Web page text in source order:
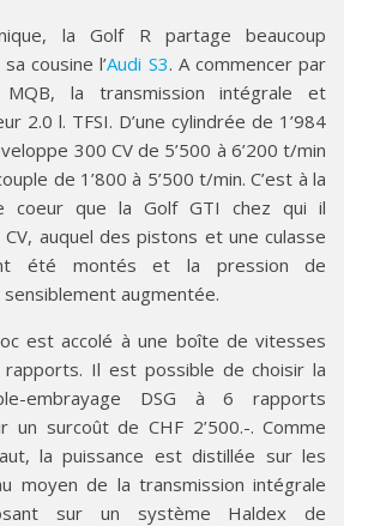
la Golf R partage beaucoup
cousine l’Audi S3. A commencer par
la transmission intégrale et
2.0 l. TFSI. D’une cylindrée de 1’984
300 CV de 5’500 à 6’200 t/min
de 1’800 à 5’500 t/min. C’est à la
coeur que la Golf GTI chez qui il
auquel des pistons et une culasse
été montés et la pression de
augmentée.
est accolé à une boîte de vitesses
rapports. Il est possible de choisir la
embrayage DSG à 6 rapports
un surcoût de CHF 2’500.-. Comme
la puissance est distillée sur les
moyen de la transmission intégrale
sur un système Haldex de